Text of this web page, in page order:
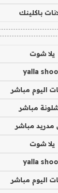
باكلينك
يلا شوت
yalla
اليوم مباشر
مباشر
مدريد مباشر
يلا شوت
yalla
اليوم مباشر